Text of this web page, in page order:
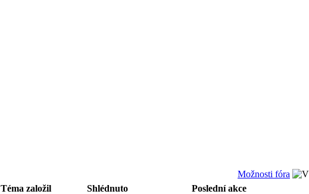
Možnosti fóra
Téma založil Shlédnuto Poslední akce